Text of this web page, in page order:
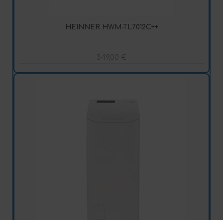
HEINNER HWM-TL7012C++
349,00 €